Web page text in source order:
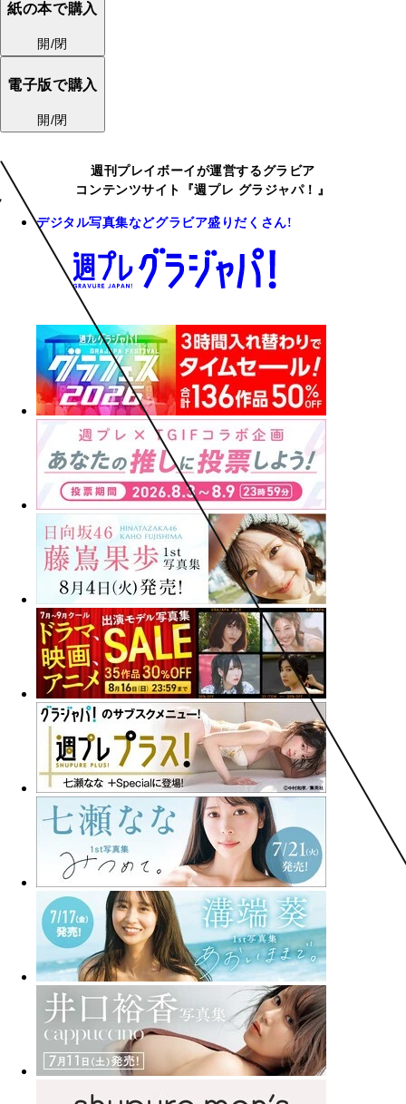
紙の本で購入
開/閉
電子版で購入
開/閉
週刊プレイボーイが運営するグラビア
コンテンツサイト『週プレ グラジャパ！』
デジタル写真集などグラビア盛りだくさん!